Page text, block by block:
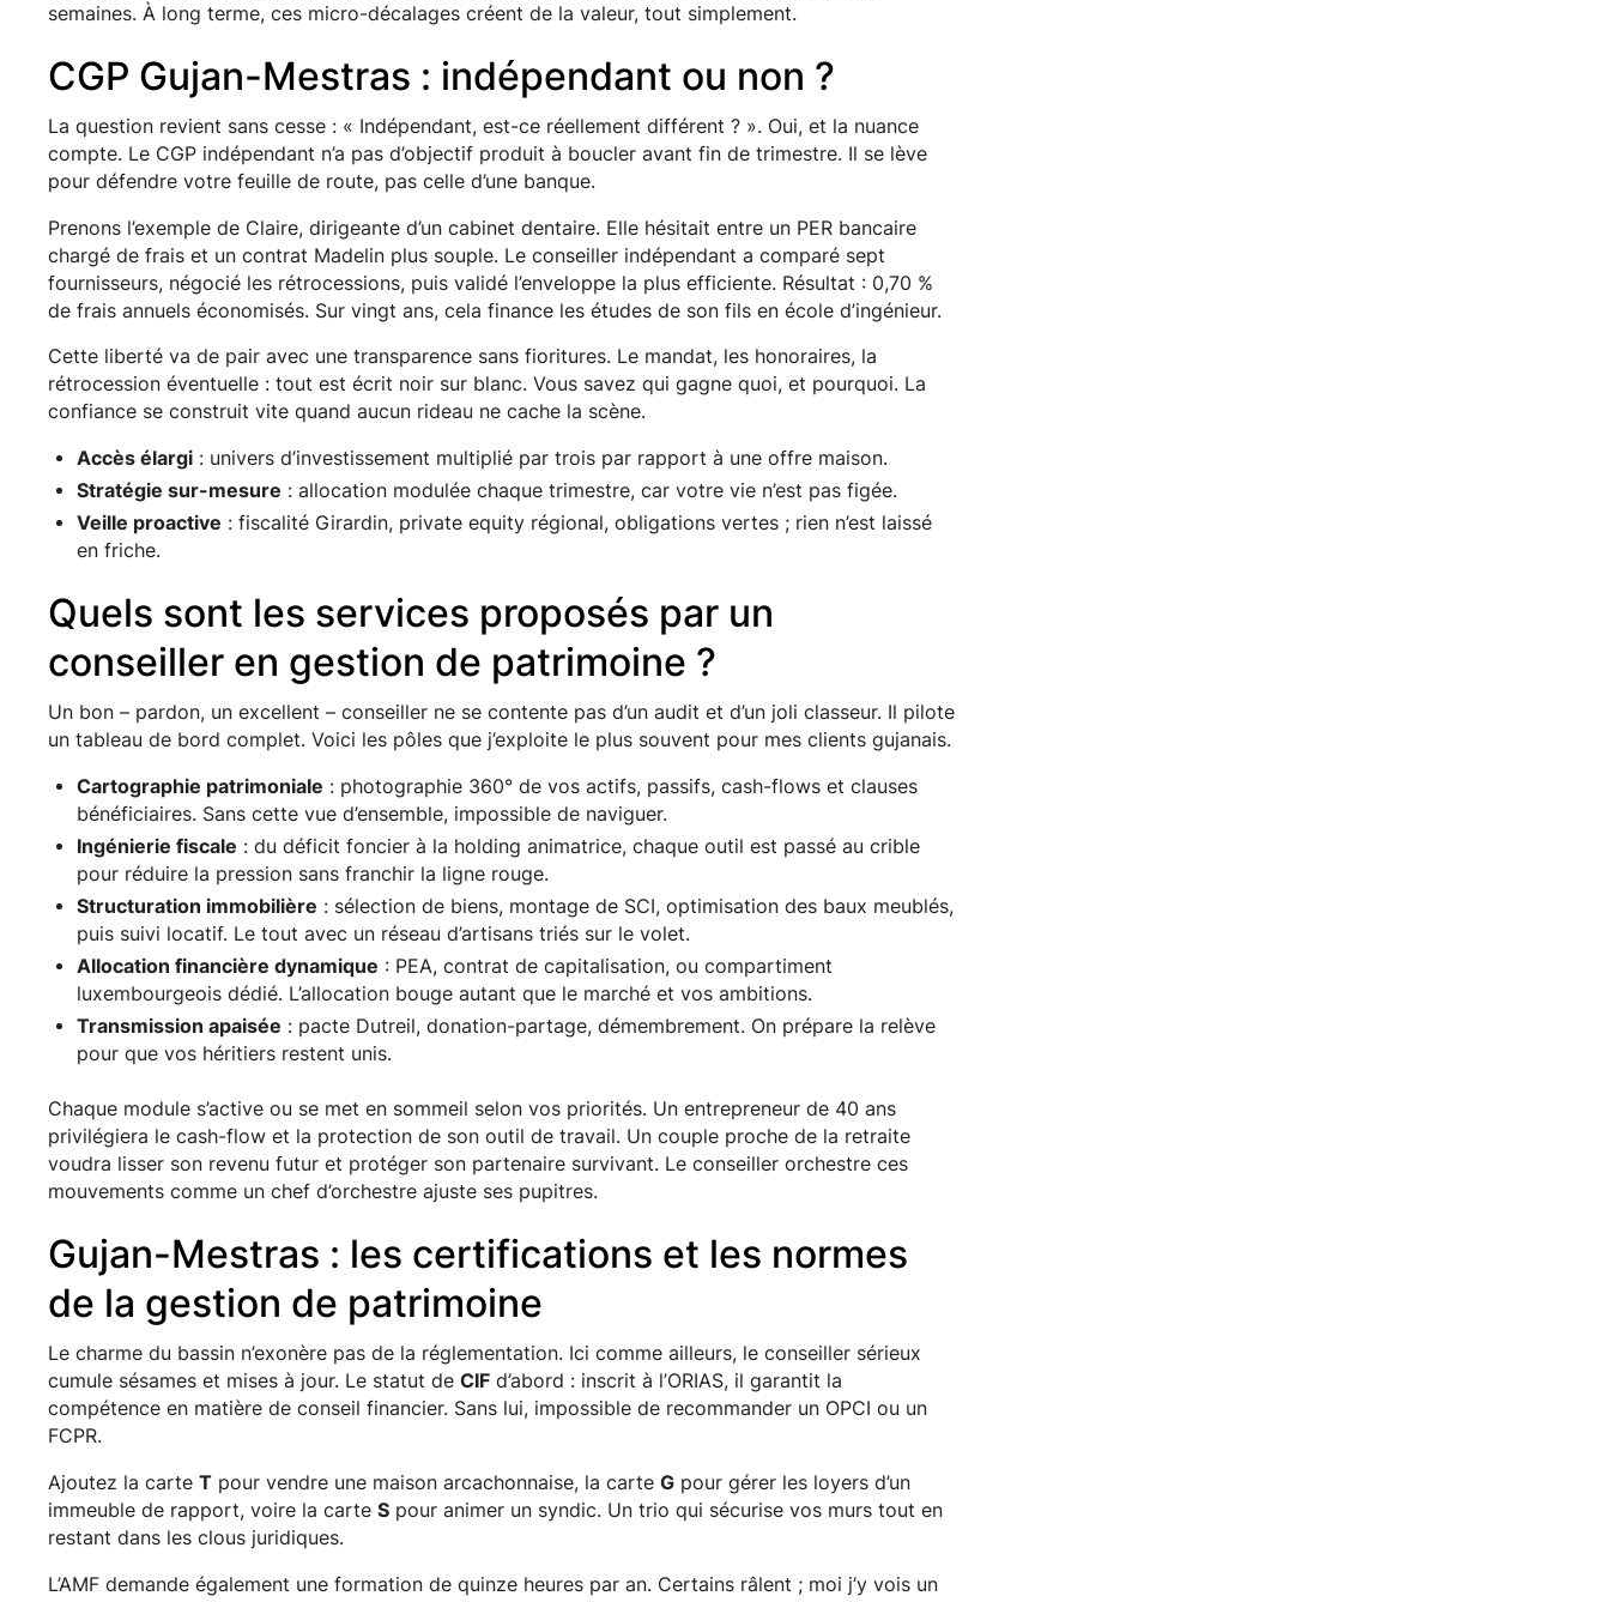
semaines. À long terme, ces micro-décalages créent de la valeur, tout simplement.
CGP Gujan-Mestras : indépendant ou non ?
La question revient sans cesse : « Indépendant, est-ce réellement différent ? ». Oui, et la nuance
compte. Le CGP indépendant n’a pas d’objectif produit à boucler avant fin de trimestre. Il se lève
pour défendre votre feuille de route, pas celle d’une banque.
Prenons l’exemple de Claire, dirigeante d’un cabinet dentaire. Elle hésitait entre un PER bancaire
chargé de frais et un contrat Madelin plus souple. Le conseiller indépendant a comparé sept
fournisseurs, négocié les rétrocessions, puis validé l’enveloppe la plus efficiente. Résultat : 0,70 %
de frais annuels économisés. Sur vingt ans, cela finance les études de son fils en école d’ingénieur.
Cette liberté va de pair avec une transparence sans fioritures. Le mandat, les honoraires, la
rétrocession éventuelle : tout est écrit noir sur blanc. Vous savez qui gagne quoi, et pourquoi. La
confiance se construit vite quand aucun rideau ne cache la scène.
Accès élargi: univers d’investissement multiplié par trois par rapport à une offre maison.
Stratégie sur-mesure : allocation modulée chaque trimestre, car votre vie n’est pas figée.
Veille proactive : fiscalité Girardin, private equity régional, obligations vertes ; rien n’est laissé
en friche.
Quels sont les services proposés par un
conseiller en gestion de patrimoine ?
Un bon – pardon, un excellent – conseiller ne se contente pas d’un audit et d’un joli classeur. Il pilote
un tableau de bord complet. Voici les pôles que j’exploite le plus souvent pour mes clients gujanais.
Cartographie patrimoniale : photographie 360° de vos actifs, passifs, cash-flows et clauses
bénéficiaires. Sans cette vue d’ensemble, impossible de naviguer.
Ingénierie fiscale : du déficit foncier à la holding animatrice, chaque outil est passé au crible
pour réduire la pression sans franchir la ligne rouge.
Structuration immobilière : sélection de biens, montage de SCI, optimisation des baux meublés,
puis suivi locatif. Le tout avec un réseau d’artisans triés sur le volet.
Allocation financière dynamique : PEA, contrat de capitalisation, ou compartiment
luxembourgeois dédié. L’allocation bouge autant que le marché et vos ambitions.
Transmission apaisée : pacte Dutreil, donation-partage, démembrement. On prépare la relève
pour que vos héritiers restent unis.
Chaque module s’active ou se met en sommeil selon vos priorités. Un entrepreneur de 40 ans
privilégiera le cash-flow et la protection de son outil de travail. Un couple proche de la retraite
voudra lisser son revenu futur et protéger son partenaire survivant. Le conseiller orchestre ces
mouvements comme un chef d’orchestre ajuste ses pupitres.
Gujan-Mestras : les certifications et les normes
de la gestion de patrimoine
Le charme du bassin n’exonère pas de la réglementation. Ici comme ailleurs, le conseiller sérieux
cumule sésames et mises à jour. Le statut de CIFd’abord : inscrit à l’ORIAS, il garantit la
compétence en matière de conseil financier. Sans lui, impossible de recommander un OPCI ou un
FCPR.
Ajoutez la carte Tpour vendre une maison arcachonnaise, la carte Gpour gérer les loyers d’un
immeuble de rapport, voire la carte Spour animer un syndic. Un trio qui sécurise vos murs tout en
restant dans les clous juridiques.
L’AMF demande également une formation de quinze heures par an. Certains râlent ; moi j’y vois un